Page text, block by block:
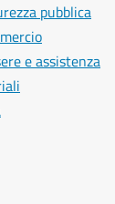
pubblica
e assistenza